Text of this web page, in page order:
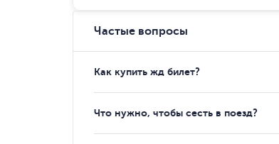
Частые вопросы
Как купить жд билет?
Что нужно, чтобы сесть в поезд?